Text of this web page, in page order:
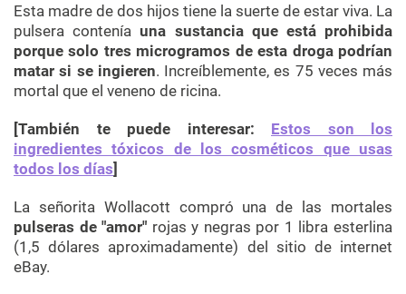
Esta madre de dos hijos tiene la suerte de estar viva. La
pulsera conteníauna sustancia que está prohibida
porque solo tres microgramos de esta droga podrían
matar si se ingieren. Increíblemente, es 75 veces más
mortal que el veneno de ricina.
[También te puede interesar: Estos son los
ingredientes tóxicos de los cosméticos que usas
todos los días]
La señorita Wollacott compró una de las mortales
pulseras de "amor" rojas y negras por 1 libra esterlina
(1,5 dólares aproximadamente) del sitio de internet
eBay.